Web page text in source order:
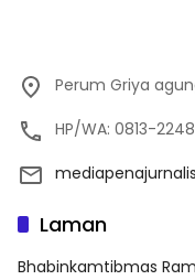
Perum Griya
HP/WA: 0813-
Laman
Bhabinkamtibmas